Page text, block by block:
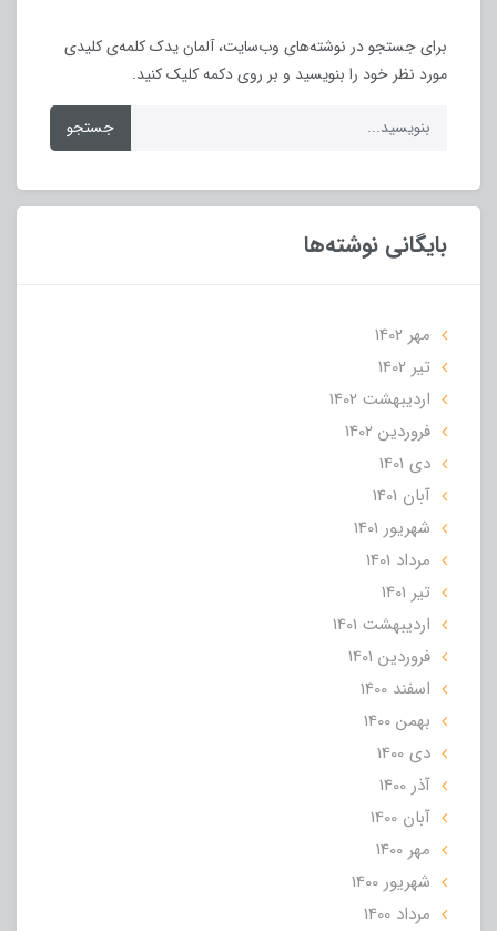
برای جستجو در نوشته‌های وب‌سایت، آلمان یدک کلمه‌ی کلیدی
مورد نظر خود را بنویسید و بر روی دکمه کلیک کنید.
جستجو
بایگانی نوشته‌ها
مهر 1402
تير 1402
ارديبهشت 1402
فروردین 1402
دی 1401
آبان 1401
شهریور 1401
مرداد 1401
تير 1401
ارديبهشت 1401
فروردین 1401
اسفند 1400
بهمن 1400
دی 1400
آذر 1400
آبان 1400
مهر 1400
شهریور 1400
مرداد 1400